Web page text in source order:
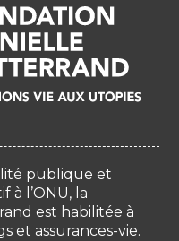
publique et
l’ONU, la
est habilitée à
et assurances-vie.